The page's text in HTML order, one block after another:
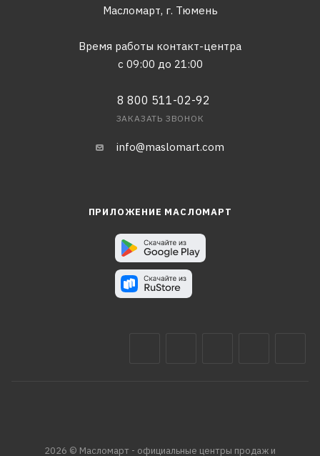
Масломарт, г. Тюмень
Время работы контакт-центра
с 09:00 до 21:00
8 800 511-02-92
ЗАКАЗАТЬ ЗВОНОК
info@maslomart.com
ПРИЛОЖЕНИЕ МАСЛОМАРТ
2026 © Масломарт - официальные центры продаж и